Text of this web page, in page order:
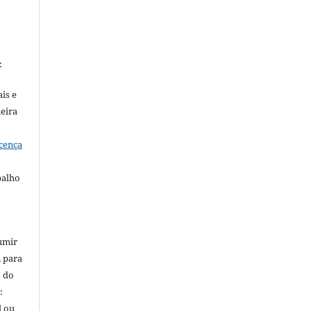
e
para
do
ou